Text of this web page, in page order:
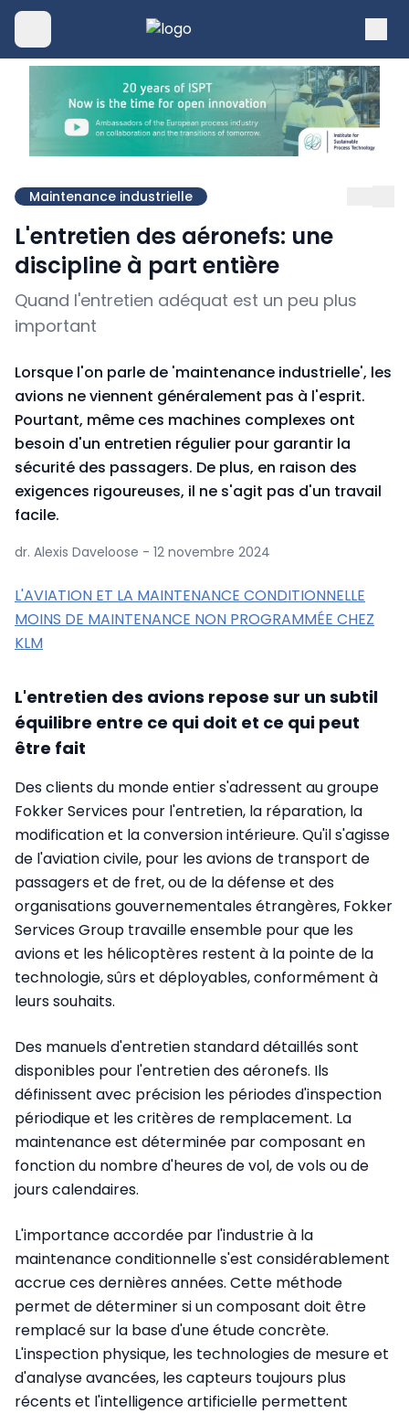
Maintenance industrielle
L'entretien des aéronefs: une
discipline à part entière
Quand l'entretien adéquat est un peu plus
important
Lorsque l'on parle de 'maintenance industrielle', les
avions ne viennent généralement pas à l'esprit.
Pourtant, même ces machines complexes ont
besoin d'un entretien régulier pour garantir la
sécurité des passagers. De plus, en raison des
exigences rigoureuses, il ne s'agit pas d'un travail
facile.
dr. Alexis Daveloose - 12 novembre 2024
L'AVIATION ET LA MAINTENANCE CONDITIONNELLE
MOINS DE MAINTENANCE NON PROGRAMMÉE CHEZ
KLM
L'entretien des avions repose sur un subtil
équilibre entre ce qui doit et ce qui peut
être fait
Des clients du monde entier s'adressent au groupe
Fokker Services pour l'entretien, la réparation, la
modification et la conversion intérieure. Qu'il s'agisse
de l'aviation civile, pour les avions de transport de
passagers et de fret, ou de la défense et des
organisations gouvernementales étrangères, Fokker
Services Group travaille ensemble pour que les
avions et les hélicoptères restent à la pointe de la
technologie, sûrs et déployables, conformément à
leurs souhaits.
Des manuels d'entretien standard détaillés sont
disponibles pour l'entretien des aéronefs. Ils
définissent avec précision les périodes d'inspection
périodique et les critères de remplacement. La
maintenance est déterminée par composant en
fonction du nombre d'heures de vol, de vols ou de
jours calendaires.
L'importance accordée par l'industrie à la
maintenance conditionnelle s'est considérablement
accrue ces dernières années. Cette méthode
permet de déterminer si un composant doit être
remplacé sur la base d'une étude concrète.
L'inspection physique, les technologies de mesure et
d'analyse avancées, les capteurs toujours plus
récents et l'intelligence artificielle permettent